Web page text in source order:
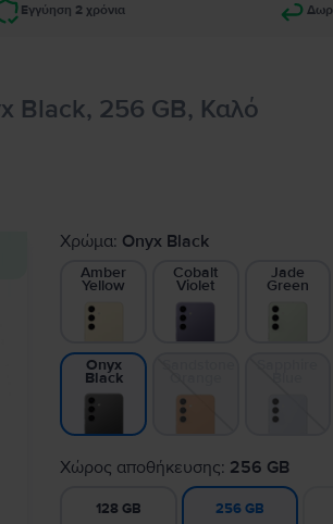
Εγγύηση 2 χρόνια
Black, 256 GB, Καλό
Χρώμα: Onyx Black
Amber
Yellow
Cobalt
Violet
Jade
Green
Onyx
Black
Χώρος αποθήκευσης: 256 GB
128 GB 256 GB